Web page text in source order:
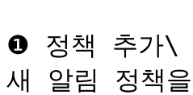
❶ 정책 추가\
새 알림 정책